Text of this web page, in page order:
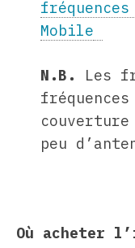
Mobile
N.B.
Les
couverture
peu
Où acheter